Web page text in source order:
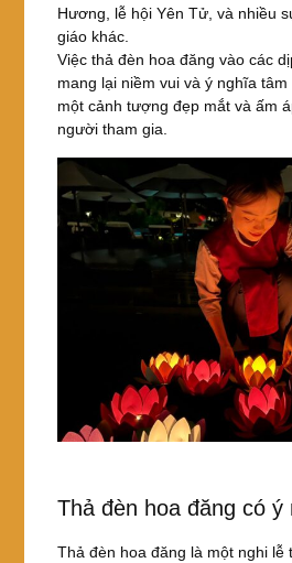
Hương, lễ hội Yên Tử, và nhiều
giáo khác.
Việc thả đèn hoa đăng vào các
mang lại niềm vui và ý nghĩa
một cảnh tượng đẹp mắt và ấm
người tham gia.
Thả đèn hoa đăng có ý
Thả đèn hoa đăng là một nghi lễ